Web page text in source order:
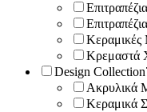
Κεραμικές
Κρεμαστά
Design Collection
Ακρυλικά
Κεραμικά